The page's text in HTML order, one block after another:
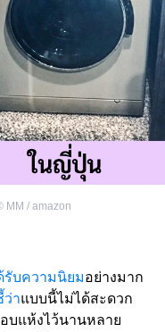
MM / amazon
รับความนิยมอย่างมาก
ว่าแบบนี้ไม่ได้สะดวก
บแห้งไว้นานหลาย